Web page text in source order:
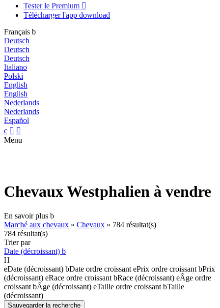
Tester le Premium 
Télécharger l'app download
Français b
Deutsch
Deutsch
Deutsch
Italiano
Polski
English
English
Nederlands
Nederlands
Español
c  
Menu
Chevaux Westphalien à vendre
En savoir plus b
Marché aux chevaux » Chevaux » 784 résultat(s)
784 résultat(s)
Trier par
Date (décroissant) b
H
eDate (décroissant) bDate ordre croissant ePrix ordre croissant bPrix
(décroissant) eRace ordre croissant bRace (décroissant) eÂge ordre
croissant bÂge (décroissant) eTaille ordre croissant bTaille
(décroissant)
Sauvegarder la recherche